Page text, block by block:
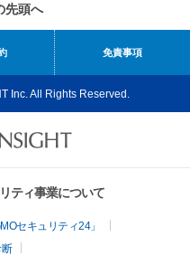
先頭へ
免責事項
Inc. All Rights Reserved.
ティ事業について
セキュリティ24」